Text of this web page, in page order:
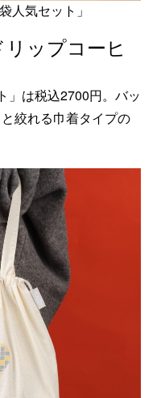
人気セット」
リップコーヒ
」は税込2700円。バッ
絞れる巾着タイプの